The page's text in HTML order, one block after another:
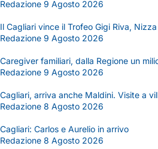
Redazione 9 Agosto 2026
Il Cagliari vince il Trofeo Gigi Riva,
Redazione 9 Agosto 2026
Caregiver familiari, dalla Regione un
Redazione 9 Agosto 2026
Cagliari, arriva anche Maldini. Visite a
Redazione 8 Agosto 2026
Cagliari: Carlos e Aurelio in arrivo
Redazione 8 Agosto 2026